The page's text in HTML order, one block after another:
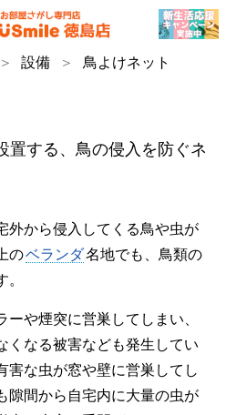
設備 鳥よけネット
置する、鳥の侵入を防ぐネ
外から侵入してくる鳥や虫が
のベランダ名地でも、鳥類の
や煙突に営巣してしまい、
くなる被害なども発生してい
害な虫が窓や壁に営巣してし
隙間から自宅内に大量の虫が